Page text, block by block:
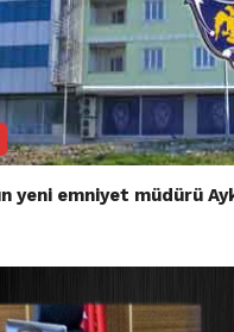
yeni emniyet müdürü